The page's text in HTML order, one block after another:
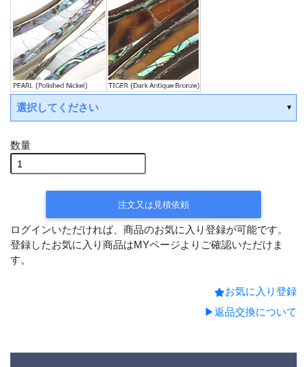
選択してください
間後の出荷)
受注後手配(3～
数量
注文又は見積依頼
ログインいただければ、商品のお気に入り登録が可能です。
登録したお気に入り商品はMYページよりご確認いただけま
す。
お気に入り登録
▶返品交換について